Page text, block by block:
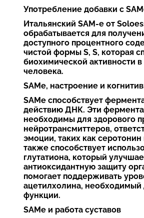
Употребление добавки с
Итальянский SAM-e от
обрабатывается для
доступного процентного
чистой формы S, S, которая
биохимической активности
человека.
SAMe, настроение и
SAMe способствует
действию ДНК. Эти
необходимы для здорового
нейротрансмиттеров,
эмоции, таких как
также способствует
глутатиона, который
антиоксидантную защиту
помогает поддерживать
ацетилхолина, необходимый
функции.
SAMe и работа суставов